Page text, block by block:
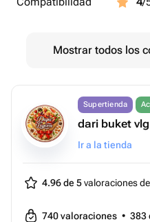
Mostrar todos los
Supertienda
dari buket vlg
Ir a la tienda
4.96 de 5valoraciones
740valoraciones • 383